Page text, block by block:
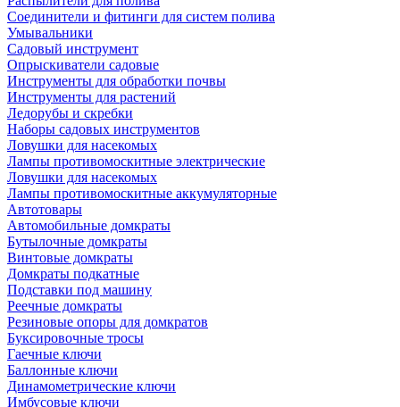
Соединители и фитинги для систем полива
Умывальники
Садовый инструмент
Опрыскиватели садовые
Инструменты для обработки почвы
Инструменты для растений
Ледорубы и скребки
Наборы садовых инструментов
Ловушки для насекомых
Лампы противомоскитные электрические
Ловушки для насекомых
Лампы противомоскитные аккумуляторные
Автотовары
Автомобильные домкраты
Бутылочные домкраты
Винтовые домкраты
Домкраты подкатные
Подставки под машину
Реечные домкраты
Резиновые опоры для домкратов
Буксировочные тросы
Гаечные ключи
Баллонные ключи
Динамометрические ключи
Имбусовые ключи